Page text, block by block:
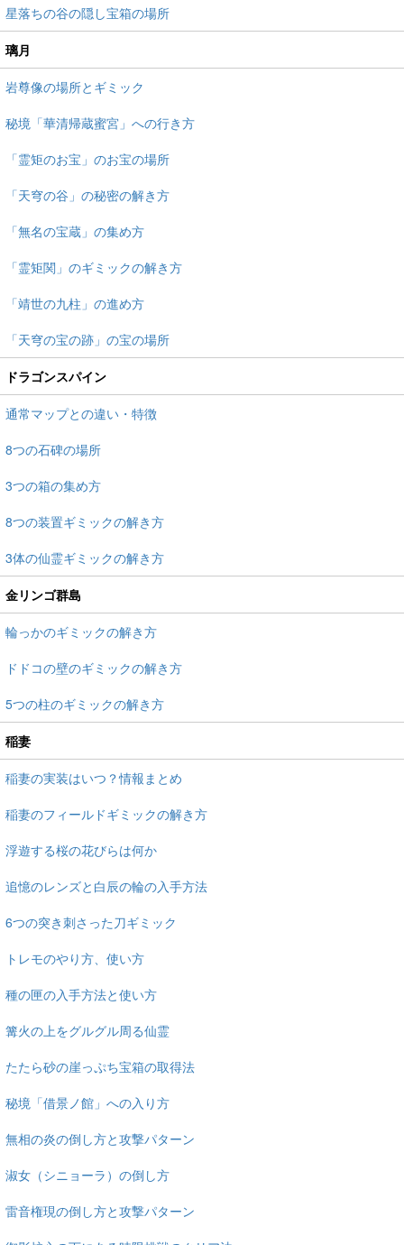
星落ちの谷の隠し宝箱の場所
璃月
岩尊像の場所とギミック
秘境「華清帰蔵蜜宮」への行き方
「霊矩のお宝」のお宝の場所
「天穹の谷」の秘密の解き方
「無名の宝蔵」の集め方
「霊矩関」のギミックの解き方
「靖世の九柱」の進め方
「天穹の宝の跡」の宝の場所
ドラゴンスパイン
通常マップとの違い・特徴
8つの石碑の場所
3つの箱の集め方
8つの装置ギミックの解き方
3体の仙霊ギミックの解き方
金リンゴ群島
輪っかのギミックの解き方
ドドコの壁のギミックの解き方
5つの柱のギミックの解き方
稲妻
稲妻の実装はいつ？情報まとめ
稲妻のフィールドギミックの解き方
浮遊する桜の花びらは何か
追憶のレンズと白辰の輪の入手方法
6つの突き刺さった刀ギミック
トレモのやり方、使い方
種の匣の入手方法と使い方
篝火の上をグルグル周る仙霊
たたら砂の崖っぷち宝箱の取得法
秘境「借景ノ館」への入り方
無相の炎の倒し方と攻撃パターン
淑女（シニョーラ）の倒し方
雷音権現の倒し方と攻撃パターン